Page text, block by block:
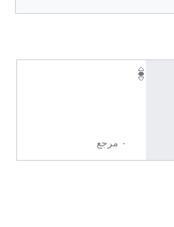
٠ مرجع